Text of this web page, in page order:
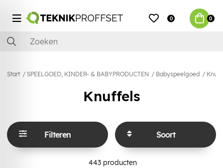
0 0
Start SPEELGOED, KINDER- & BABYPRODUCTEN Babyspeelgoed
Knuffels
Filteren Soort
443producten